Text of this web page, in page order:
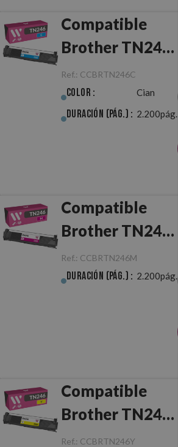
Compatible
Brother TN246
Cian
Ref.: CCBRTN246C
Color : Cian
Duración (pág.) : 2.200pág.
Compatible
Brother TN246
Magenta
Ref.: CCBRTN246M
Duración (pág.) : 2.200pág.
Compatible
Brother TN246
Amarillo
Ref.: CCBRTN246Y